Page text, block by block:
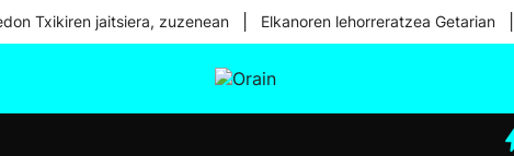
Txikiren jaitsiera, zuzenean Elkanoren lehorreratzea Getarian
Eguraldia